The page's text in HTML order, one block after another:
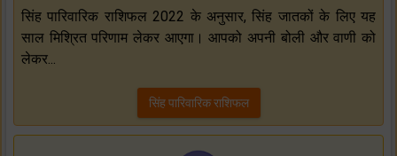
सिंह पारिवारिक राशिफल 2022 के अनुसार, सिंह जातकों के लिए यह
साल मिश्रित परिणाम लेकर आएगा। आपको अपनी बोली और वाणी को
लेकर...
सिंह पारिवारिक राशिफल